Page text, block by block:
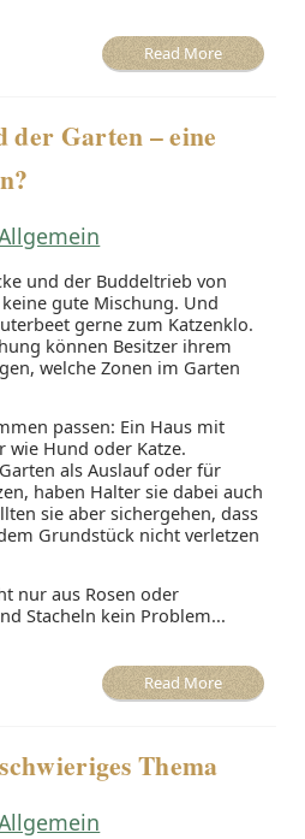
Read More
der Garten – eine
und der Buddeltrieb von
gute Mischung. Und
gerne zum Katzenklo.
können Besitzer ihrem
welche Zonen im Garten
passen: Ein Haus mit
wie Hund oder Katze.
als Auslauf oder für
haben Halter sie dabei auch
sie aber sichergehen, dass
Grundstück nicht verletzen
nur aus Rosen oder
Stacheln kein Problem...
Read More
Thema